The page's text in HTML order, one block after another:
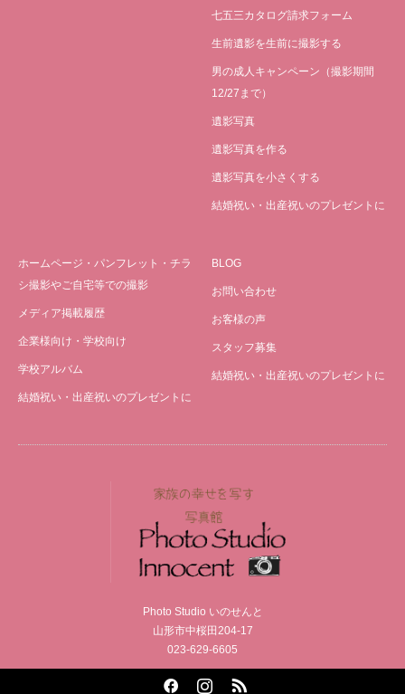
七五三カタログ請求フォーム
生前遺影を生前に撮影する
男の成人キャンペーン（撮影期間
12/27まで）
遺影写真
遺影写真を作る
遺影写真を小さくする
結婚祝い・出産祝いのプレゼントに
ホームページ・パンフレット・チラ
シ撮影やご自宅等での撮影
メディア掲載履歴
企業様向け・学校向け
学校アルバム
結婚祝い・出産祝いのプレゼントに
BLOG
お問い合わせ
お客様の声
スタッフ募集
結婚祝い・出産祝いのプレゼントに
Photo Studio いのせんと
山形市中桜田204-17
023-629-6605